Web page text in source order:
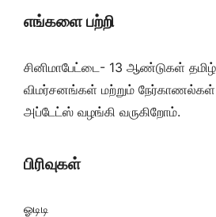
எங்களை பற்றி
சினிமாபேட்டை- 13 ஆண்டுகள்
விமர்சனங்கள் மற்றும்
அப்டேட்ஸ் வழங்கி வருகிறோம்.
பிரிவுகள்
ஓடிடி